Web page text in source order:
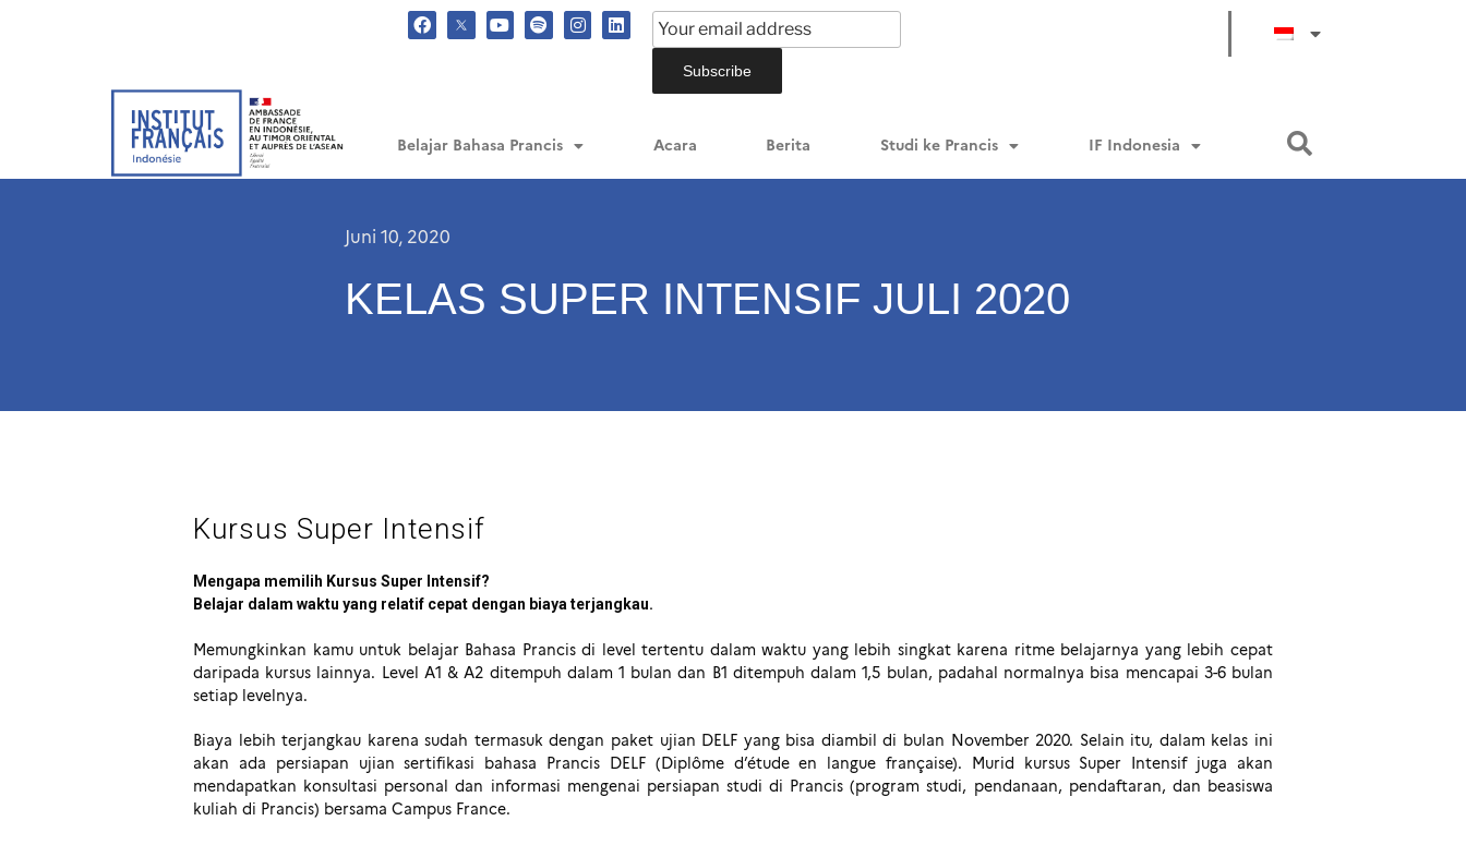
Belajar Bahasa Prancis Acara Berita Studi ke Prancis IF Indonesia
Juni 10, 2020
KELAS SUPER INTENSIF JULI 2020
Kursus Super Intensif
Mengapa memilih Kursus Super Intensif?
Belajar dalam waktu yang relatif cepat dengan biaya terjangkau.
Memungkinkan kamu untuk belajar Bahasa Prancis di level tertentu dalam waktu yang lebih singkat karena ritme belajarnya yang lebih cepat
daripada kursus lainnya. Level A1 & A2 ditempuh dalam 1 bulan dan B1 ditempuh dalam 1,5 bulan, padahal normalnya bisa mencapai 3-6 bulan
setiap levelnya.
Biaya lebih terjangkau karena sudah termasuk dengan paket ujian DELF yang bisa diambil di bulan November 2020. Selain itu, dalam kelas ini
akan ada persiapan ujian sertifikasi bahasa Prancis DELF (Diplôme d’étude en langue française). Murid kursus Super Intensif juga akan
mendapatkan konsultasi personal dan informasi mengenai persiapan studi di Prancis (program studi, pendanaan, pendaftaran, dan beasiswa
kuliah di Prancis) bersama Campus France.